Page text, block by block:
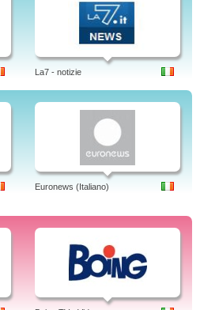
La7 - notizie
Euronews (Italiano)